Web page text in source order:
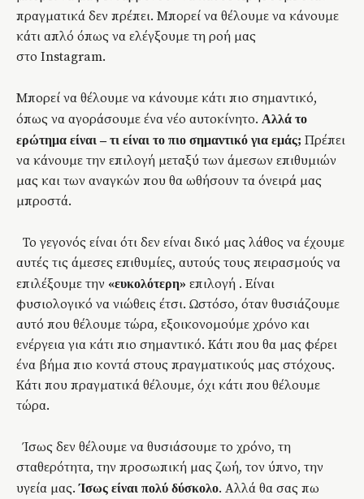
πραγματικά δεν πρέπει. Μπορεί να θέλουμε να κάνουμε
κάτι απλό όπως να ελέγξουμε τη ροή μας
στο Instagram.
Μπορεί να θέλουμε να κάνουμε κάτι πιο σημαντικό,
όπως να αγοράσουμε ένα νέο αυτοκίνητο. Αλλά το
ερώτημα είναι – τι είναι το πιο σημαντικό για εμάς; Πρέπει
να κάνουμε την επιλογή μεταξύ των άμεσων επιθυμιών
μας και των αναγκών που θα ωθήσουν τα όνειρά μας
μπροστά.
Το γεγονός είναι ότι δεν είναι δικό μας λάθος να έχουμε
αυτές τις άμεσες επιθυμίες, αυτούς τους πειρασμούς να
επιλέξουμε την «ευκολότερη» επιλογή . Είναι
φυσιολογικό να νιώθεις έτσι. Ωστόσο, όταν θυσιάζουμε
αυτό που θέλουμε τώρα, εξοικονομούμε χρόνο και
ενέργεια για κάτι πιο σημαντικό. Κάτι που θα μας φέρει
ένα βήμα πιο κοντά στους πραγματικούς μας στόχους.
Κάτι που πραγματικά θέλουμε, όχι κάτι που θέλουμε
τώρα.
Ίσως δεν θέλουμε να θυσιάσουμε το χρόνο, τη
σταθερότητα, την προσωπική μας ζωή, τον ύπνο, την
υγεία μας.Ίσως είναι πολύ δύσκολο. Αλλά θα σας πω